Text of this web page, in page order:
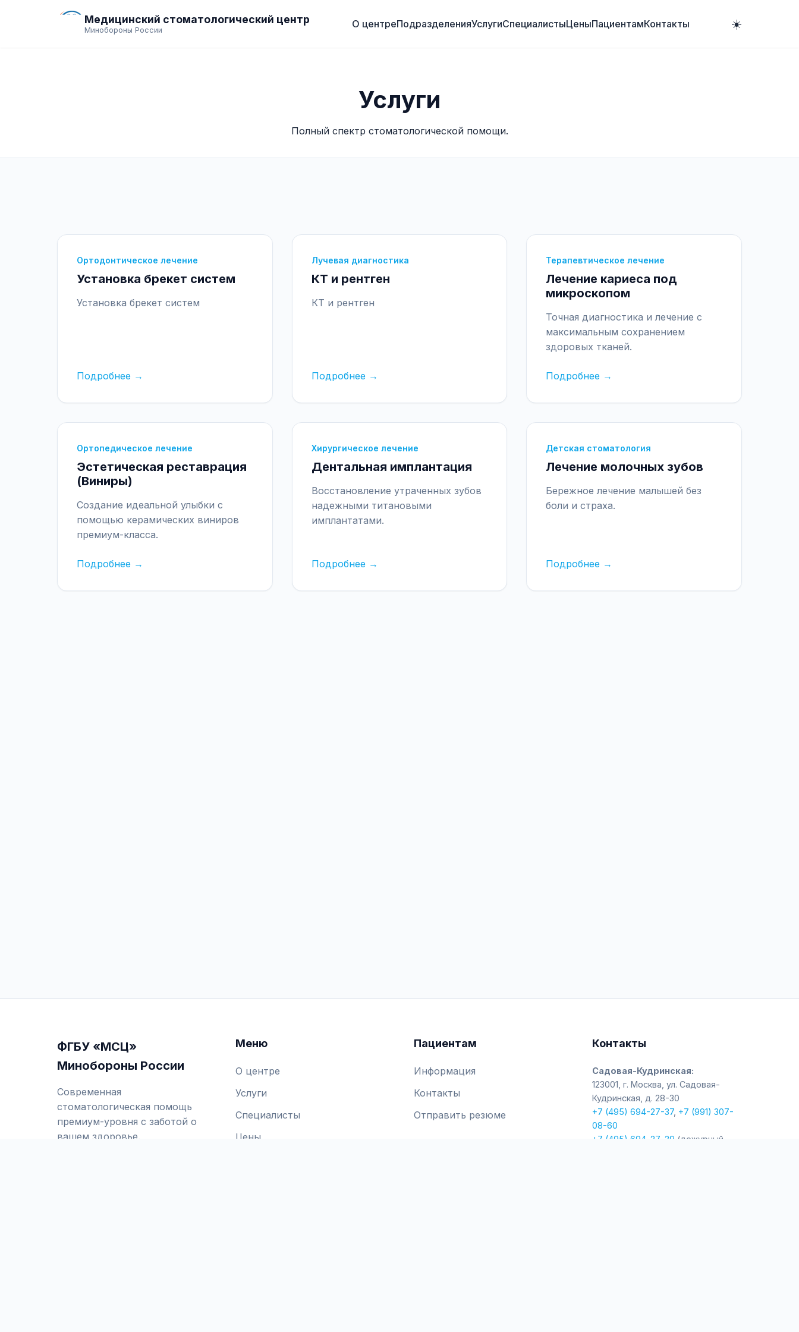
Медицинский стоматологический центр
Минобороны России
О центреПодразделенияУслугиСпециалистыЦеныПациентамКонтакты ☀️
Услуги
Полный спектр стоматологической помощи.
Ортодонтическое лечение
Установка брекет систем
Установка брекет систем
Подробнее →
Лучевая диагностика
КТ и рентген
КТ и рентген
Подробнее →
Терапевтическое лечение
Лечение кариеса под
микроскопом
Точная диагностика и лечение с
максимальным сохранением
здоровых тканей.
Подробнее →
Ортопедическое лечение
Эстетическая реставрация
(Виниры)
Создание идеальной улыбки с
помощью керамических виниров
премиум-класса.
Подробнее →
Хирургическое лечение
Дентальная имплантация
Восстановление утраченных зубов
надежными титановыми
имплантатами.
Подробнее →
Детская стоматология
Лечение молочных зубов
Бережное лечение малышей без
боли и страха.
Подробнее →
ФГБУ «МСЦ»
Минобороны России
Современная
стоматологическая помощь
премиум-уровня с заботой о
вашем здоровье.
Меню
О центре
Услуги
Специалисты
Цены
Пациентам
Информация
Контакты
Отправить резюме
Контакты
Садовая-Кудринская:
123001, г. Москва, ул. Садовая-
Кудринская, д. 28-30
+7 (495) 694-27-37, +7 (991) 307-
08-60
+7 (495) 694-27-39 (дежурный,